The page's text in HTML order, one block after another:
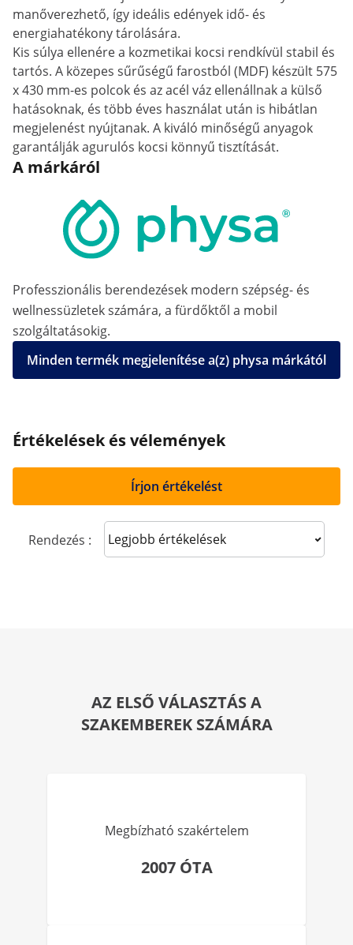
manőverezhető, így ideális edények idő- és
energiahatékony tárolására.
Kis súlya ellenére a kozmetikai kocsi rendkívül stabil és
tartós. A közepes sűrűségű farostból (MDF) készült 575
x 430 mm-es polcok és az acél váz ellenállnak a külső
hatásoknak, és több éves használat után is hibátlan
megjelenést nyújtanak. A kiváló minőségű anyagok
garantálják agurulós kocsi könnyű tisztítását.
A márkáról
Professzionális berendezések modern szépség- és
wellnessüzletek számára, a fürdőktől a mobil
szolgáltatásokig.
Minden termék megjelenítése a(z) physa márkától
Értékelések és vélemények
Írjon értékelést
Rendezés : Sort reviews
AZ ELSŐ VÁLASZTÁS A
SZAKEMBEREK SZÁMÁRA
Megbízható szakértelem
2007 ÓTA